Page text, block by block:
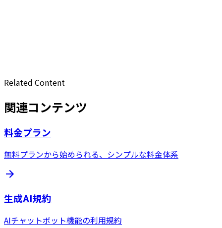
Related Content
関連コンテンツ
料金プラン
無料プランから始められる、シンプルな料金体系
生成AI規約
AIチャットボット機能の利用規約